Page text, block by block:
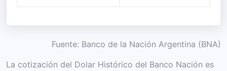
Fuente: Banco de la Nación Argentina (BNA)
La cotización del Dolar Histórico del Banco Nación es